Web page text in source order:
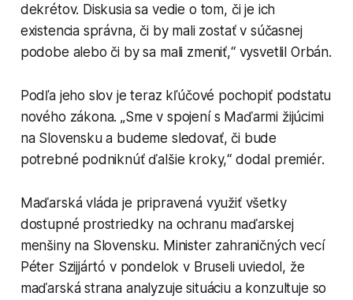
dekrétov. Diskusia sa vedie o tom, či je ich
existencia správna, či by mali zostať v súčasnej
podobe alebo či by sa mali zmeniť,“ vysvetlil Orbán.
Podľa jeho slov je teraz kľúčové pochopiť podstatu
nového zákona. „Sme v spojení s Maďarmi žijúcimi
na Slovensku a budeme sledovať, či bude
potrebné podniknúť ďalšie kroky,“ dodal premiér.
Maďarská vláda je pripravená využiť všetky
dostupné prostriedky na ochranu maďarskej
menšiny na Slovensku. Minister zahraničných vecí
Péter Szijjártó v pondelok v Bruseli uviedol, že
maďarská strana analyzuje situáciu a konzultuje so